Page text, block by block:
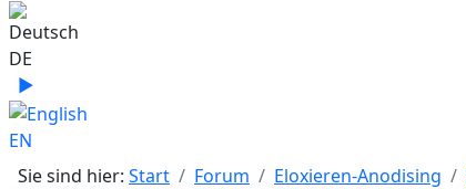
Sprache auswählen
DE
▶
EN
Sie sind hier: Start Forum Eloxieren-Anodising